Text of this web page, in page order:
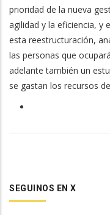
prioridad de la nueva
agilidad y la eficiencia, y
esta reestructuración,
las personas que
adelante también un
se gastan los recursos
SEGUINOS EN X